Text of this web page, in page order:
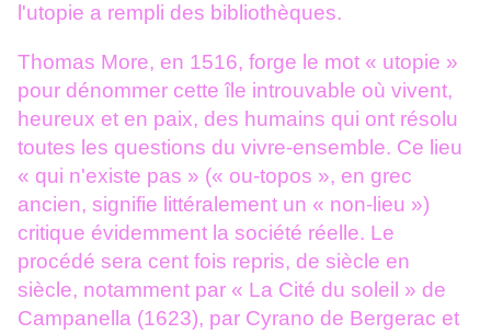
l'utopie a rempli des bibliothèques.
Thomas More, en 1516, forge le mot « utopie »
pour dénommer cette île introuvable où vivent,
heureux et en paix, des humains qui ont résolu
toutes les questions du vivre-ensemble. Ce lieu
« qui n'existe pas » (« ou-topos », en grec
ancien, signifie littéralement un « non-lieu »)
critique évidemment la société réelle. Le
procédé sera cent fois repris, de siècle en
siècle, notamment par « La Cité du soleil » de
Campanella (1623), par Cyrano de Bergerac et